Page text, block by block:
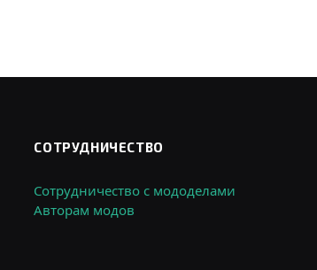
СОТРУДНИЧЕСТВО
Сотрудничество с мододелами
Авторам модов